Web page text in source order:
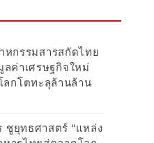
หกรรมสารสกัดไทย
ลค่าเศรษฐกิจใหม่
กโตทะลุล้านล้าน
ชูยุทธศาสตร์ “แหล่ง